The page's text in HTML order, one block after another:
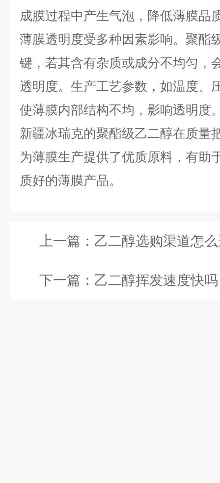
成膜过程中产生气泡，降低薄膜品
薄膜透明度受多种因素影响。聚酯
键，若其含有杂质或成分不均匀，
透明度。生产工艺参数，如温度、
使薄膜内部结构不均，影响透明度
新疆冰瑞克的聚酯级乙二醇在质量
为薄膜生产提供了优质原料，有助
质好的薄膜产品。
上一篇： 乙二醇选购渠道怎么选？厂
下一篇： 乙二醇挥发速度快吗？